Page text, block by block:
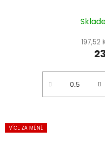
197,52
VÍCE ZA MÉNĚ